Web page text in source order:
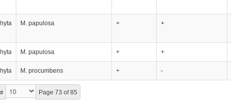
Page 73 of 85
M. papulosa + +
M. papulosa + +
M. procumbens + -